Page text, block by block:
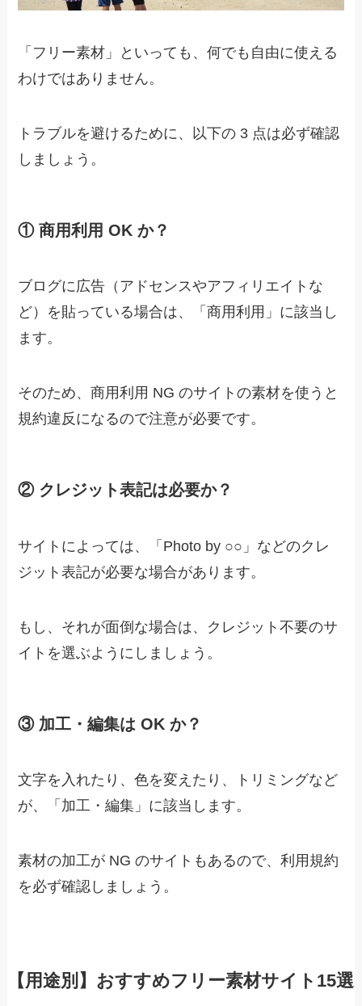
「フリー素材」といっても、何でも自由に使える
わけではありません。
トラブルを避けるために、以下の 3 点は必ず確認
しましょう。
① 商用利用 OK か？
ブログに広告（アドセンスやアフィリエイトな
ど）を貼っている場合は、「商用利用」に該当し
ます。
そのため、商用利用 NG のサイトの素材を使うと
規約違反になるので注意が必要です。
② クレジット表記は必要か？
サイトによっては、「Photo by ○○」などのクレ
ジット表記が必要な場合があります。
もし、それが面倒な場合は、クレジット不要のサ
イトを選ぶようにしましょう。
③ 加工・編集は OK か？
文字を入れたり、色を変えたり、トリミングなど
が、「加工・編集」に該当します。
素材の加工が NG のサイトもあるので、利用規約
を必ず確認しましょう。
【用途別】おすすめフリー素材サイト15選